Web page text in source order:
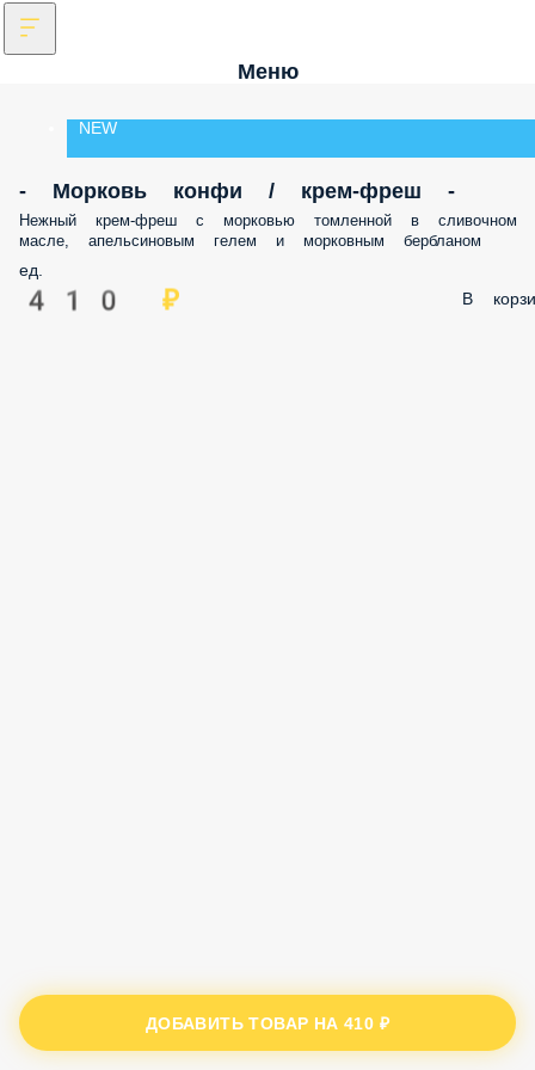
Меню
NEW
- Морковь конфи / крем-фреш -
Нежный крем-фреш с морковью томленной в сливочном
масле, апельсиновым гелем и морковным бербланом
ед.
410 ₽ В
ДОБАВИТЬ ТОВАР НА410 ₽